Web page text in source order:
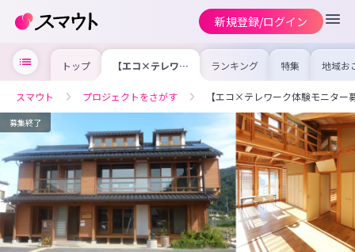
新規登録/ログイン
トップ 【エコ×テレワー
ク体験モニター募
宅でお試しテレワ
ークしませんか？
ランキング 特集 地域お
の求
を集め
事内容
を比較
合った
けよう
スマウト プロジェクトをさがす 【エコ×テレワーク体験モニタ
募集終了